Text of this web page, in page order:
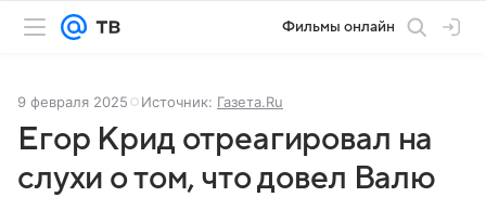
Фильмы онлайн
9 февраля 2025 Источник: Газета.Ru
Егор Крид отреагировал на
слухи о том, что довел Валю